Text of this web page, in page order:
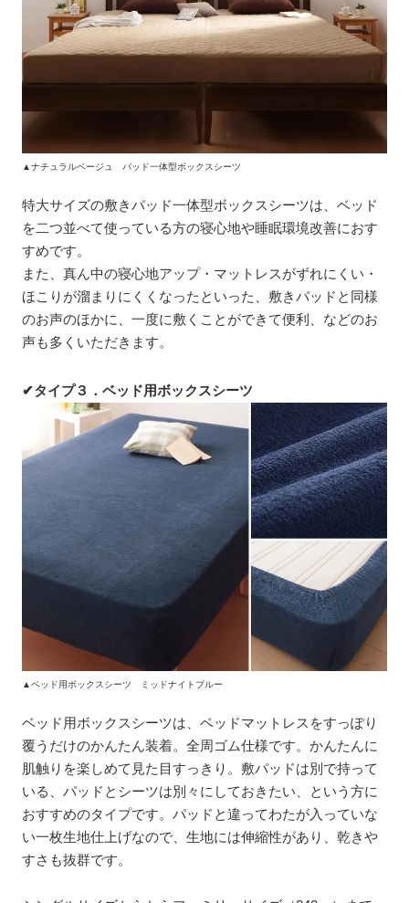
▲ナチュラルベージュ パッド一体型ボックスシーツ
特大サイズの敷きパッド一体型ボックスシーツは、ベッド
を二つ並べて使っている方の寝心地や睡眠環境改善におす
すめです。
また、真ん中の寝心地アップ・マットレスがずれにくい・
ほこりが溜まりにくくなったといった、敷きパッドと同様
のお声のほかに、一度に敷くことができて便利、などのお
声も多くいただきます。
✔タイプ３．ベッド用ボックスシーツ
▲ベッド用ボックスシーツ ミッドナイトブルー
ベッド用ボックスシーツは、ベッドマットレスをすっぽり
覆うだけのかんたん装着。全周ゴム仕様です。かんたんに
肌触りを楽しめて見た目すっきり。敷パッドは別で持って
いる、パッドとシーツは別々にしておきたい、という方に
おすすめのタイプです。パッドと違ってわたが入っていな
い一枚生地仕上げなので、生地には伸縮性があり、乾きや
すさも抜群です。